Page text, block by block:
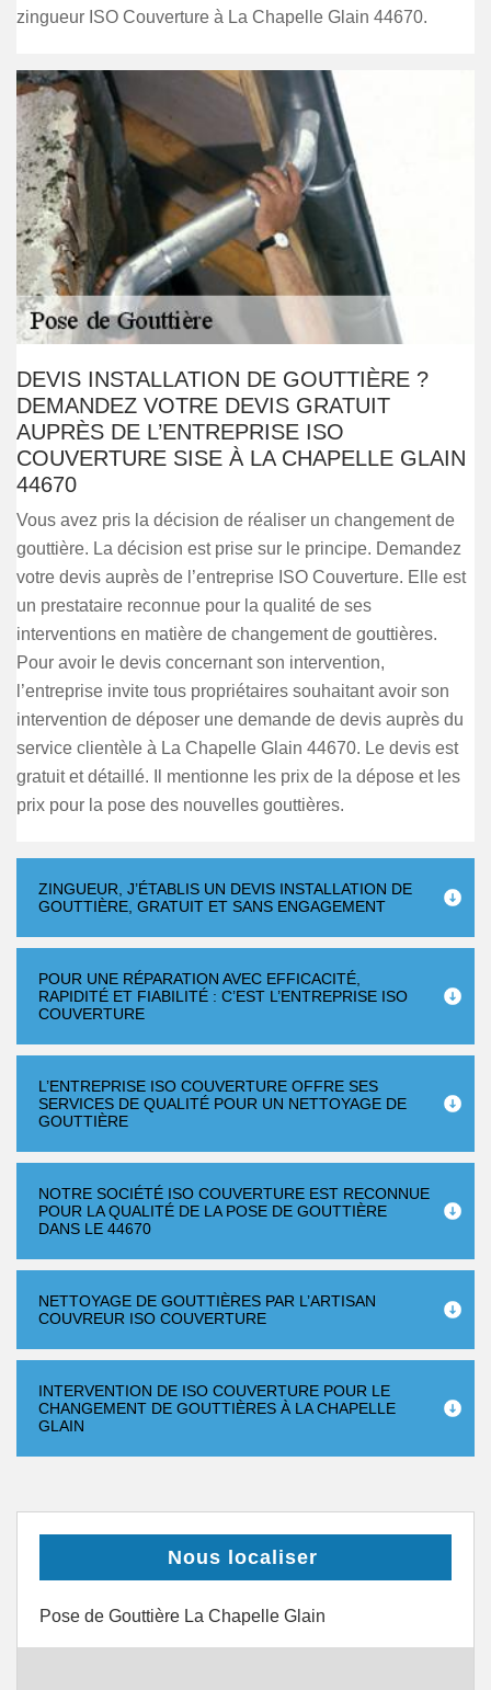
zingueur ISO Couverture à La Chapelle Glain 44670.
DEVIS INSTALLATION DE GOUTTIÈRE ?
DEMANDEZ VOTRE DEVIS GRATUIT
AUPRÈS DE L’ENTREPRISE ISO
COUVERTURE SISE À LA CHAPELLE GLAIN
44670
Vous avez pris la décision de réaliser un changement de
gouttière. La décision est prise sur le principe. Demandez
votre devis auprès de l’entreprise ISO Couverture. Elle est
un prestataire reconnue pour la qualité de ses
interventions en matière de changement de gouttières.
Pour avoir le devis concernant son intervention,
l’entreprise invite tous propriétaires souhaitant avoir son
intervention de déposer une demande de devis auprès du
service clientèle à La Chapelle Glain 44670. Le devis est
gratuit et détaillé. Il mentionne les prix de la dépose et les
prix pour la pose des nouvelles gouttières.
ZINGUEUR, J’ÉTABLIS UN DEVIS INSTALLATION DE
GOUTTIÈRE, GRATUIT ET SANS ENGAGEMENT
POUR UNE RÉPARATION AVEC EFFICACITÉ,
RAPIDITÉ ET FIABILITÉ : C’EST L’ENTREPRISE ISO
COUVERTURE
L’ENTREPRISE ISO COUVERTURE OFFRE SES
SERVICES DE QUALITÉ POUR UN NETTOYAGE DE
GOUTTIÈRE
NOTRE SOCIÉTÉ ISO COUVERTURE EST RECONNUE
POUR LA QUALITÉ DE LA POSE DE GOUTTIÈRE
DANS LE 44670
NETTOYAGE DE GOUTTIÈRES PAR L’ARTISAN
COUVREUR ISO COUVERTURE
INTERVENTION DE ISO COUVERTURE POUR LE
CHANGEMENT DE GOUTTIÈRES À LA CHAPELLE
GLAIN
Nous localiser
Pose de Gouttière La Chapelle Glain